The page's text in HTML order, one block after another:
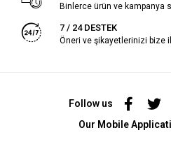
Binlerce ürün ve kampanya
7 / 24 DESTEK
Öneri ve şikayetlerinizi bize
Follow us
Our Mobile